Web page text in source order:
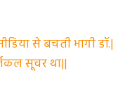
से बचती भागी डॉ.|
सूचर था||